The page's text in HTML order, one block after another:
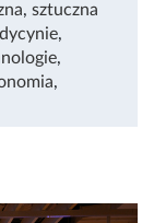
, sztuczna
,
,
,